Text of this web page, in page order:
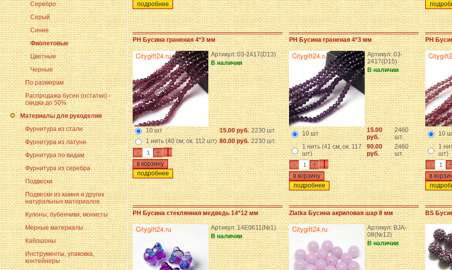
Серебро
Серый
Синие
Фиолетовые
Цветные
Черные
По размерам
Распродажа бусин (остатки) -
скидка до 50%
Материалы для рукоделия
Фурнитура из стали
Фурнитура из латуни
Фурнитура по видам
Фурнитура из серебра
Подвески
Подвески из камня и других
натуральных материалов
Кулоны, бубенчики, монисты
Мерные материалы
Кабошоны
Инструменты, упаковка,
контейнеры
подробнее
PH Бусина граненая 4*3 мм
Артикул: 03-2417(D13)
В наличии
10 шт 15.00 руб. 2230 шт.
1 нить (40 см, ок. 112 шт) 80.00 руб. 2230 шт.
- +
подробнее
PH Бусина граненая 4*3 мм
Артикул: 03-
2417(D15)
В наличии
10 шт
15.00
руб.
2460
шт.
1 нить (41 см, ок. 117
шт)
90.00
руб.
2460
шт.
- +
подробнее
PH
10
1
шт)
-
PH Бусина стеклянная медведь 14*12 мм
Артикул: 14E0611(№1)
В наличии
Zlatka Бусина акриловая шар 8 мм
Артикул: BJA-
08(№12)
В наличии
BS